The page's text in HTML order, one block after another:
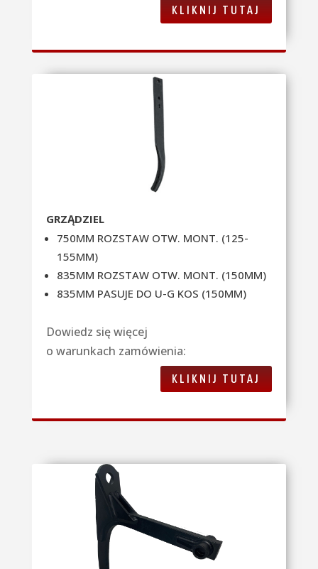
KLIKNIJ TUTAJ
GRZĄDZIEL
750MM ROZSTAW OTW. MONT. (125-
155MM)
835MM ROZSTAW OTW. MONT. (150MM)
835MM PASUJE DO U-G KOS (150MM)
Dowiedz się więcej
o warunkach zamówienia:
KLIKNIJ TUTAJ